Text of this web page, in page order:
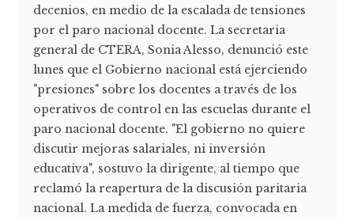
decenios, en medio de la escalada de tensiones
por el paro nacional docente. La secretaria
general de CTERA, Sonia Alesso, denunció este
lunes que el Gobierno nacional está ejerciendo
"presiones" sobre los docentes a través de los
operativos de control en las escuelas durante el
paro nacional docente. "El gobierno no quiere
discutir mejoras salariales, ni inversión
educativa", sostuvo la dirigente, al tiempo que
reclamó la reapertura de la discusión paritaria
nacional. La medida de fuerza, convocada en